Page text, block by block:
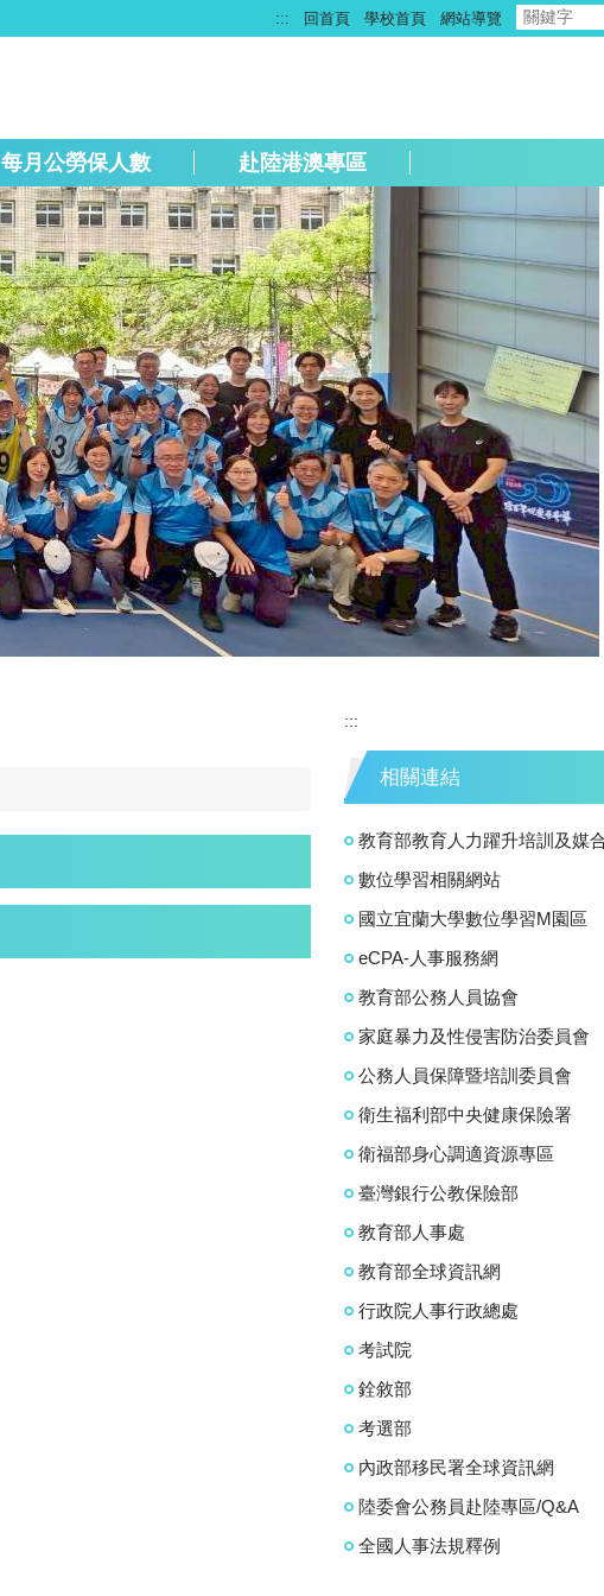
::: 回首頁 學校首頁 網站導覽
每月公勞保人數 赴陸港澳專區
:::
相關連結
教育部教育人力躍升培訓及媒
數位學習相關網站
國立宜蘭大學數位學習M園區
eCPA-人事服務網
教育部公務人員協會
家庭暴力及性侵害防治委員會
公務人員保障暨培訓委員會
衛生福利部中央健康保險署
衛福部身心調適資源專區
臺灣銀行公教保險部
教育部人事處
教育部全球資訊網
行政院人事行政總處
考試院
銓敘部
考選部
內政部移民署全球資訊網
陸委會公務員赴陸專區/Q&A
全國人事法規釋例